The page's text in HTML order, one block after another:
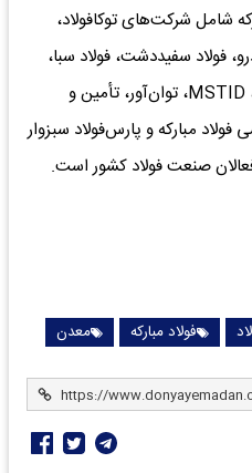
شامل شرکت‌های توکافولاد،
فولاد سفیددشت، فولاد سبا،
ایریسا، فولاد سنگان، اُپال، صناپ، MSTID، توان‌آور، تأمین و
فولاد مبارکه و پارس‌فولاد سبزوار
فولاد مبارکه معدن